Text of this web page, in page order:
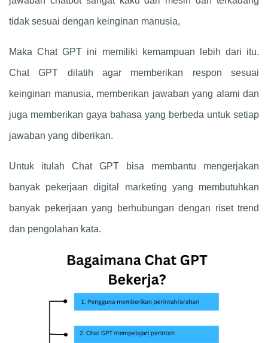
tidak sesuai dengan keinginan manusia,
MakaChat GPT ini memiliki kemampuan lebih dari itu.
Chat GPT dilatih agar memberikan respon sesuai
keinginan manusia, memberikan jawaban yang alami dan
juga memberikan gaya bahasa yang berbeda untuk setiap
jawaban yang diberikan.
Untuk itulah Chat GPT bisa membantu mengerjakan
banyak pekerjaan digital marketing yang membutuhkan
banyak pekerjaan yang berhubungan dengan riset trend
dan pengolahan kata.